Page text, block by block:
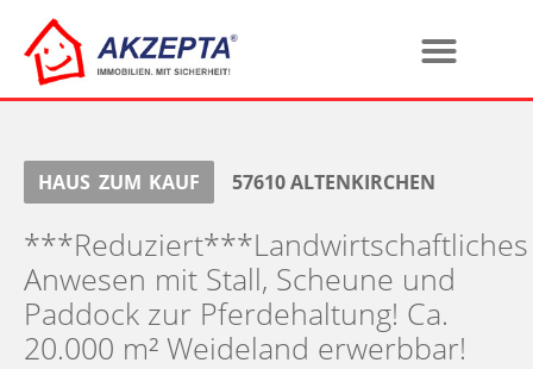
HAUS ZUM KAUF 57610ALTENKIRCHEN
***Reduziert***Landwirtschaftliches
Anwesen mit Stall, Scheune und
Paddock zur Pferdehaltung! Ca.
20.000 m² Weideland erwerbbar!